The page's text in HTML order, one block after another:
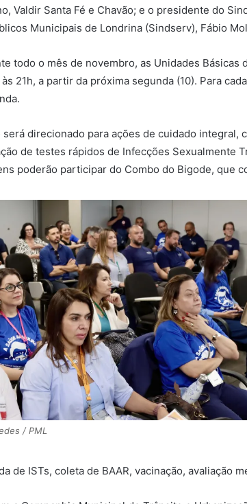
Valdir Santa Fé e Chavão; e o presidente do
Municipais de Londrina (Sindserv), Fábio
todo o mês de novembro, as Unidades
21h, a partir da próxima segunda (10). Para
será direcionado para ações de cuidado
de testes rápidos de Infecções Sexualmente
poderão participar do Combo do Bigode, que
/ PML
de ISTs, coleta de BAAR, vacinação, avaliação